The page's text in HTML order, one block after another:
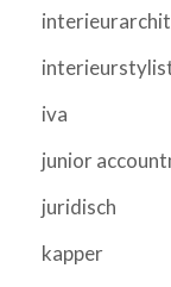
iva
junior
juridisch
kapper